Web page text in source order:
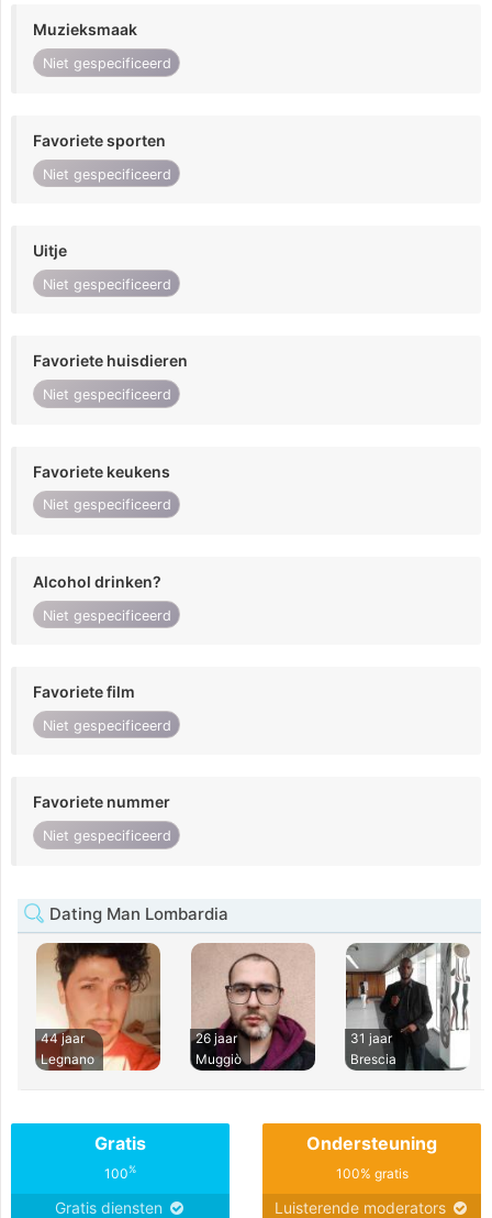
Muzieksmaak
Niet gespecificeerd
Favoriete sporten
Niet gespecificeerd
Uitje
Niet gespecificeerd
Favoriete huisdieren
Niet gespecificeerd
Favoriete keukens
Niet gespecificeerd
Alcohol drinken?
Niet gespecificeerd
Favoriete film
Niet gespecificeerd
Favoriete nummer
Niet gespecificeerd
Dating Man Lombardia
44 jaar
Legnano
26 jaar
Muggiò
31 jaar
Brescia
Gratis
100%
Gratis diensten
Ondersteuning
100% gratis
Luisterende moderators